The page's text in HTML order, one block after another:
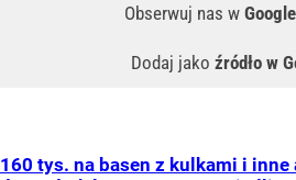
Obserwuj nas w
Dodaj jako źródło w
160 tys. na basen z kulkami i inne